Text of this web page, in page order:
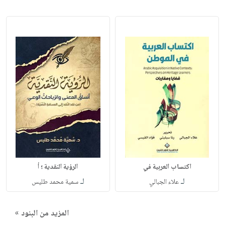
اكتساب العربية في
لـعلاء الجبالي
الرؤية النقدية ؛ أ
لـسمية محمد طليس
المزيد من البنود »